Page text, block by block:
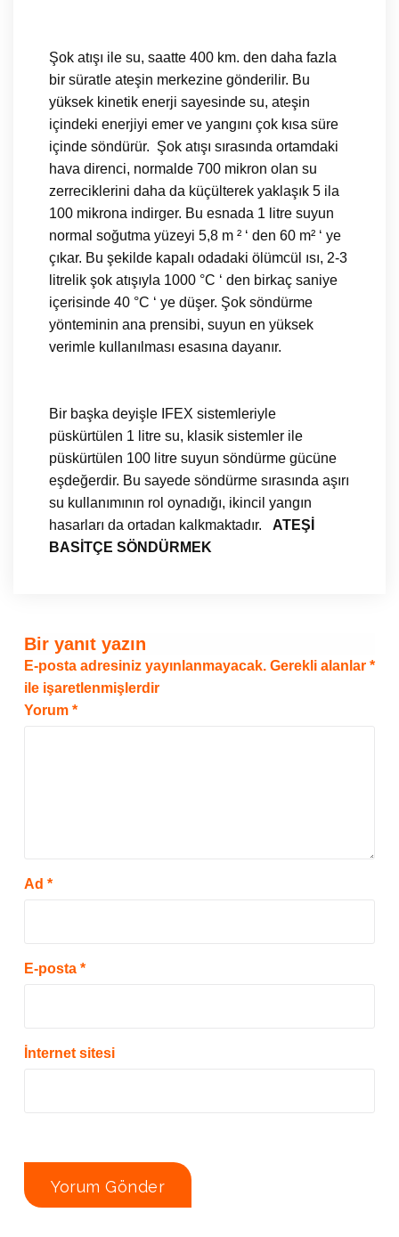
Şok atışı ile su, saatte 400 km. den daha fazla
bir süratle ateşin merkezine gönderilir. Bu
yüksek kinetik enerji sayesinde su, ateşin
içindeki enerjiyi emer ve yangını çok kısa süre
içinde söndürür. Şok atışı sırasında ortamdaki
hava direnci, normalde 700 mikron olan su
zerreciklerini daha da küçülterek yaklaşık 5 ila
100 mikrona indirger. Bu esnada 1 litre suyun
normal soğutma yüzeyi 5,8 m ² ‘ den 60 m² ‘ ye
çıkar. Bu şekilde kapalı odadaki ölümcül ısı, 2-3
litrelik şok atışıyla 1000 °C ‘ den birkaç saniye
içerisinde 40 °C ‘ ye düşer. Şok söndürme
yönteminin ana prensibi, suyun en yüksek
verimle kullanılması esasına dayanır.
Bir başka deyişle IFEX sistemleriyle
püskürtülen 1 litre su, klasik sistemler ile
püskürtülen 100 litre suyun söndürme gücüne
eşdeğerdir. Bu sayede söndürme sırasında aşırı
su kullanımının rol oynadığı, ikincil yangın
hasarları da ortadan kalkmaktadır. ATEŞİ
BASİTÇE SÖNDÜRMEK
Bir yanıt yazın
E-posta adresiniz yayınlanmayacak. Gerekli alanlar *
ile işaretlenmişlerdir
Yorum *
Ad *
E-posta *
İnternet sitesi